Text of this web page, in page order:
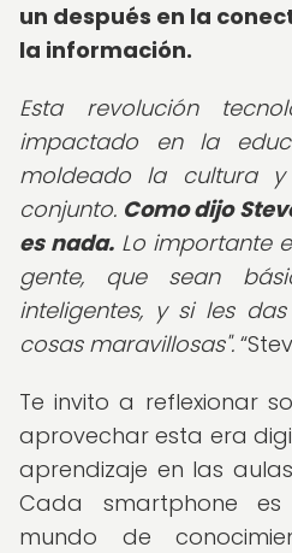
un después en la
la información.
Esta revolución
impactado en la
moldeado la cultura
conjunto. Como dijo
es nada. Lo importante
gente, que sean
inteligentes, y si les
cosas maravillosas".
Te invito a reflexionar
aprovechar esta era
aprendizaje en las
Cada smartphone
mundo de